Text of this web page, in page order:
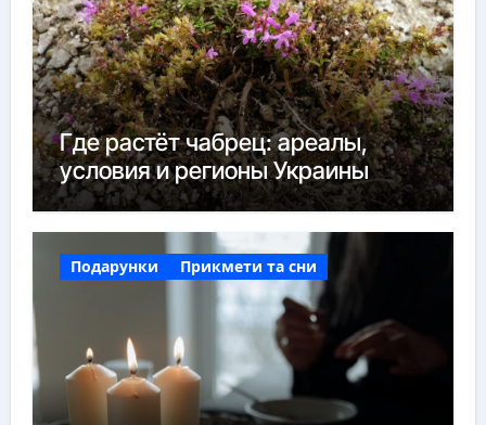
Где растёт чабрец: ареалы,
условия и регионы Украины
Подарунки Прикмети та сни